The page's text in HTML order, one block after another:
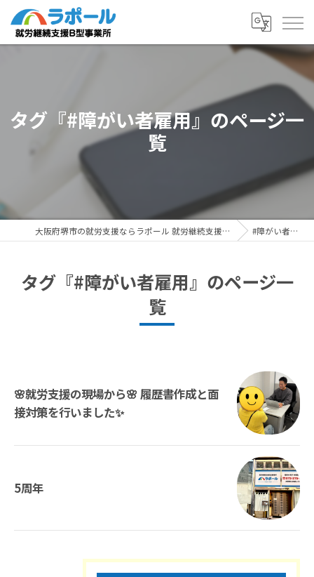
タグ『#障がい者雇用』のページ一
覧
大阪府堺市の就労支援ならラポール 就労継続支援B型事業所 #障がい者雇用
タグ『#障がい者雇用』のページ一
覧
🌸就労支援の現場から🌸 履歴書作成と面
接対策を行いました✨
5周年